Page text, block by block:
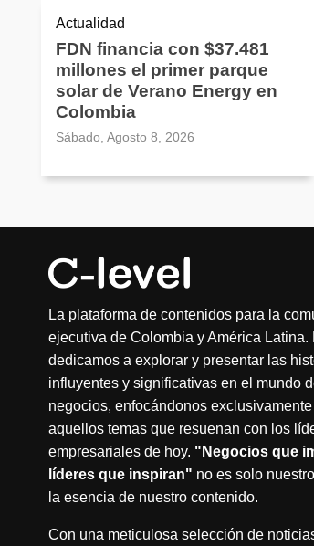
Actualidad
FDN financia con $37.481
millones el primer parque
solar de Verano Energy en
Colombia
Sábado, Agosto 8, 2026
La plataforma de contenidos para la
ejecutiva de Colombia y América Latina.
dedicamos a explorar y presentar las
influyentes y significativas en el mundo
negocios, enfocándonos exclusivamente
aquellos temas que resuenan con los
empresariales de hoy. "Negocios que
líderes que inspiran" no es solo
la esencia de nuestro contenido.
Con una meticulosa selección de